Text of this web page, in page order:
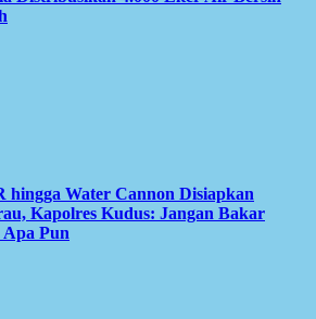
hingga Water Cannon Disiapkan
Kapolres Kudus: Jangan Bakar
Apa Pun